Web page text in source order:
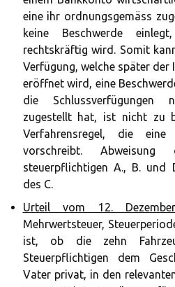
eine ihr ordnungsgemäss
keine Beschwerde
rechtskräftig wird. Somit
Verfügung, welche später
eröffnet wird, eine
die Schlussverfügungen
zugestellt hat, ist nicht zu
Verfahrensregel, die eine
vorschreibt.
steuerpflichtigen A., B. und
des C.
Urteil vom 12.
Mehrwertsteuer,
ist, ob die zehn
Steuerpflichtigen dem
Vater privat, in den